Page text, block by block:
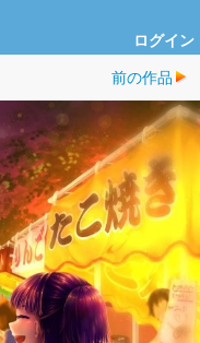
ログイン
前の作品